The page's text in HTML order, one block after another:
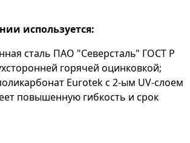
используется:
сталь ПАО "Северсталь" ГОСТ Р
горячей оцинковкой;
Eurotek с 2-ым UV-слоем
повышенную гибкость и срок